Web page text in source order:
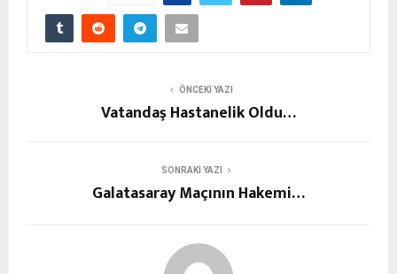
ÖNCEKI YAZI
Vatandaş Hastanelik Oldu…
SONRAKI YAZI
Galatasaray Maçının Hakemi…